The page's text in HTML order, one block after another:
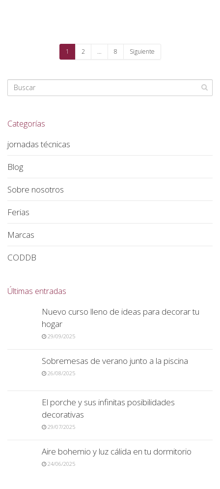
1 2 … 8 Siguiente
Categorías
jornadas técnicas
Blog
Sobre nosotros
Ferias
Marcas
CODDB
Últimas entradas
Nuevo curso lleno de ideas para decorar tu
hogar
29/09/2025
Sobremesas de verano junto a la piscina
26/08/2025
El porche y sus infinitas posibilidades
decorativas
29/07/2025
Aire bohemio y luz cálida en tu dormitorio
24/06/2025